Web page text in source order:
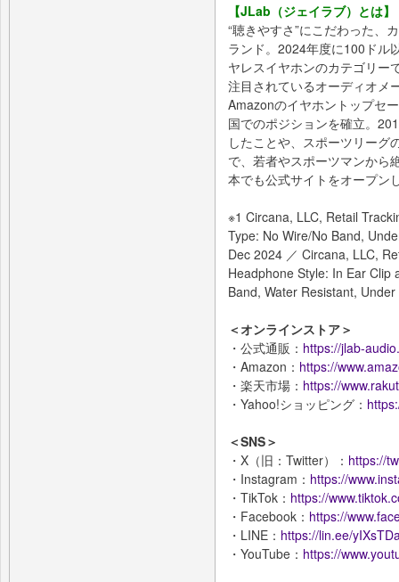
【JLab（ジェイラブ）とは】
“聴きやすさ”にこだわった、
ランド。2024年度に100ドル
ヤレスイヤホンのカテゴリー
注目されているオーディオメ
Amazonのイヤホントップセ
国でのポジションを確立。
したことや、スポーツリーグ
で、若者やスポーツマンから
本でも公式サイトをオープン
※1 Circana, LLC, Retail
Type: No Wire/No Band,
Dec 2024 ／ Circana, LLC,
Headphone Style: In Ear Clip
Band, Water Resistant,
＜オンラインストア＞
・公式通販： https://jlab-
・Amazon： https://
・楽天市場： https://
・Yahoo!ショッピング：
＜SNS＞
・X（旧：Twitter）： https://
・Instagram： https://
・TikTok： https://
・Facebook： https://
・LINE： https://lin.ee/
・YouTube： https://